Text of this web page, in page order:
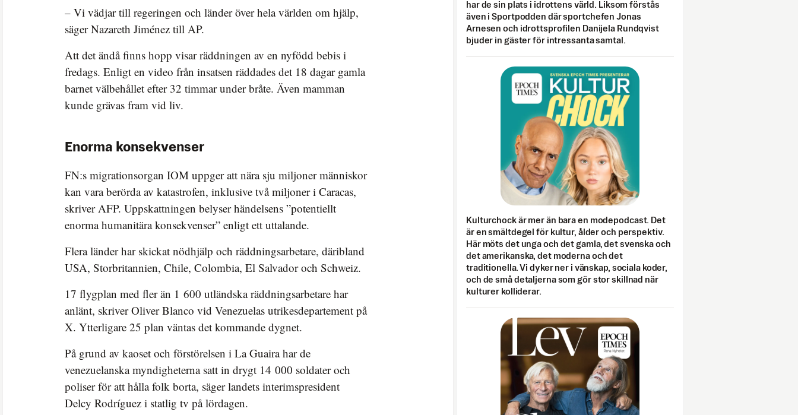
– Vi vädjar till regeringen och länder över hela världen om hjälp,
säger Nazareth Jiménez till AP.
Att det ändå finns hopp visar räddningen av en nyfödd bebis i
fredags. Enligt en video från insatsen räddades det 18 dagar gamla
barnet välbehållet efter 32 timmar under bråte. Även mamman
kunde grävas fram vid liv.
Enorma konsekvenser
FN:s migrationsorgan IOM uppger att nära sju miljoner människor
kan vara berörda av katastrofen, inklusive två miljoner i Caracas,
skriver AFP. Uppskattningen belyser händelsens ”potentiellt
enorma humanitära konsekvenser” enligt ett uttalande.
Flera länder har skickat nödhjälp och räddningsarbetare, däribland
USA, Storbritannien, Chile, Colombia, El Salvador och Schweiz.
17 flygplan med fler än 1 600 utländska räddningsarbetare har
anlänt, skriver Oliver Blanco vid Venezuelas utrikesdepartement på
X. Ytterligare 25 plan väntas det kommande dygnet.
På grund av kaoset och förstörelsen i La Guaira har de
venezuelanska myndigheterna satt in drygt 14 000 soldater och
poliser för att hålla folk borta, säger landets interimspresident
Delcy Rodríguez i statlig tv på lördagen.
har de sin plats i idrottens värld. Liksom förstås
även i Sportpodden där sportchefen Jonas
Arnesen och idrottsprofilen Danijela Rundqvist
bjuder in gäster för intressanta samtal.
Kulturchock är mer än bara en modepodcast. Det
är en smältdegel för kultur, ålder och perspektiv.
Här möts det unga och det gamla, det svenska och
det amerikanska, det moderna och det
traditionella. Vi dyker ner i vänskap, sociala koder,
och de små detaljerna som gör stor skillnad när
kulturer kolliderar.